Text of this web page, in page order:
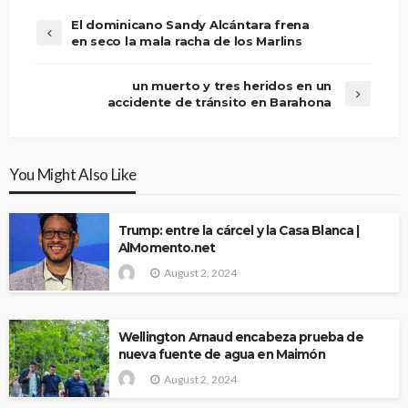
El dominicano Sandy Alcántara frena
en seco la mala racha de los Marlins
un muerto y tres heridos en un
accidente de tránsito en Barahona
You Might Also Like
Trump: entre la cárcel y la Casa Blanca |
AlMomento.net
August 2, 2024
Wellington Arnaud encabeza prueba de
nueva fuente de agua en Maimón
August 2, 2024